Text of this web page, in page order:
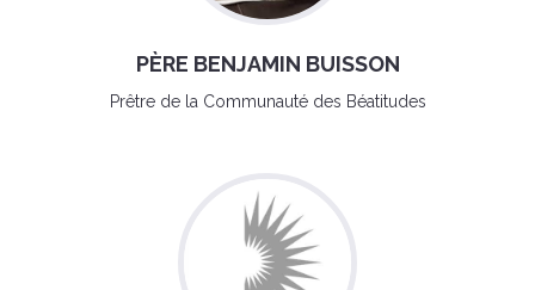
PÈRE BENJAMIN BUISSON
Prêtre de la Communauté des Béatitudes